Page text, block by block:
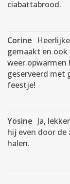
ciabattabrood.
Corine
gemaakt en ook
weer
geserveerd met
feestje!
Yosine Ja,
hij even door
halen.